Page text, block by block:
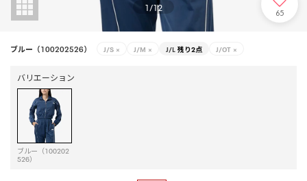
1/12 65
ブルー（100202526） J/S × J/M × J/L 残り2点 J/OT ×
バリエーション
ブルー（100202
526）